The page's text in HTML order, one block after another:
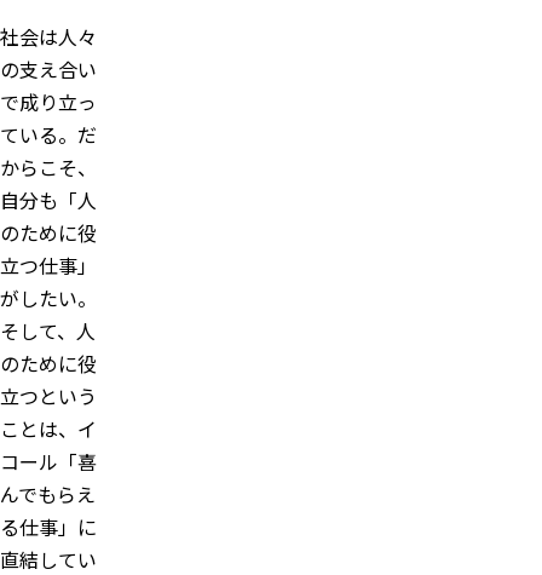
社会は人々
の支え合い
で成り立っ
ている。だ
からこそ、
自分も「人
のために役
立つ仕事」
がしたい。
そして、人
のために役
立つという
ことは、イ
コール「喜
んでもらえ
る仕事」に
直結してい